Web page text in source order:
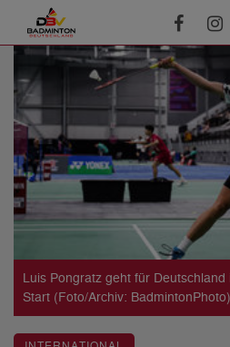
Luis Pongratz geht für
Start (Foto/Archiv: